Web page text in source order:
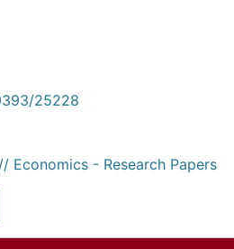
25228
Economics - Research Papers